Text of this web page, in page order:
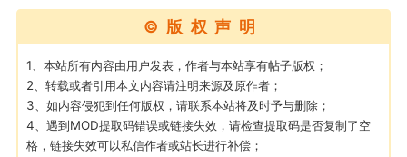
我的钱包 道具 排行榜
©版权声明
1、本站所有内容由用户发表，作者与本站享有帖子版权；
2、转载或者引用本文内容请注明来源及原作者；
3、如内容侵犯到任何版权，请联系本站将及时予与删除；
4、遇到MOD提取码错误或链接失效，请检查提取码是否复制了空
格，链接失效可以私信作者或站长进行补偿；